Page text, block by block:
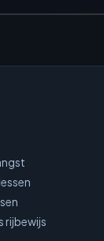
rijbewijs